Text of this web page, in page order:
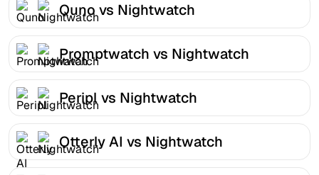
Quno vs Nightwatch
Promptwatch vs Nightwatch
Peripl vs Nightwatch
Otterly AI vs Nightwatch